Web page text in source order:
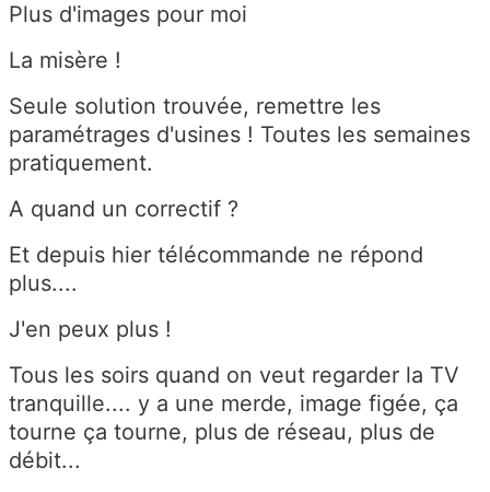
Plus d'images pour moi
La misère !
Seule solution trouvée, remettre les
paramétrages d'usines ! Toutes les semaines
pratiquement.
A quand un correctif ?
Et depuis hier télécommande ne répond
plus....
J'en peux plus !
Tous les soirs quand on veut regarder la TV
tranquille.... y a une merde, image figée, ça
tourne ça tourne, plus de réseau, plus de
débit...